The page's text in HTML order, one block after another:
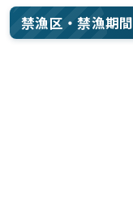
禁漁区・禁漁期間